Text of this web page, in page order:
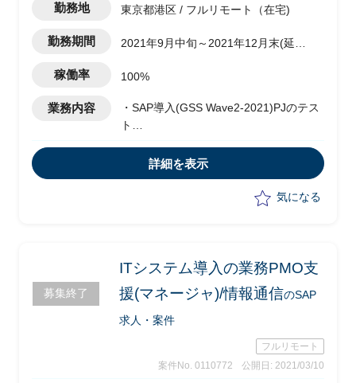
勤務地 東京都港区 / フルリモート（在宅)
勤務期間
2021年9月中旬～2021年12月末(延長
稼働率 100%
業務内容
・SAP導入(GSS Wave2-2021)PJのテス
ト
・UAT/テスト/移行実務
・SAP関連インフラ設計支援
詳細を表示
気になる
募集終了
ITシステム導入の業務PMO支
援(マネージャ)/情報通信のSAP
求人・案件
フルリモート
案件No. 0110772
公開日: 2021/03/10